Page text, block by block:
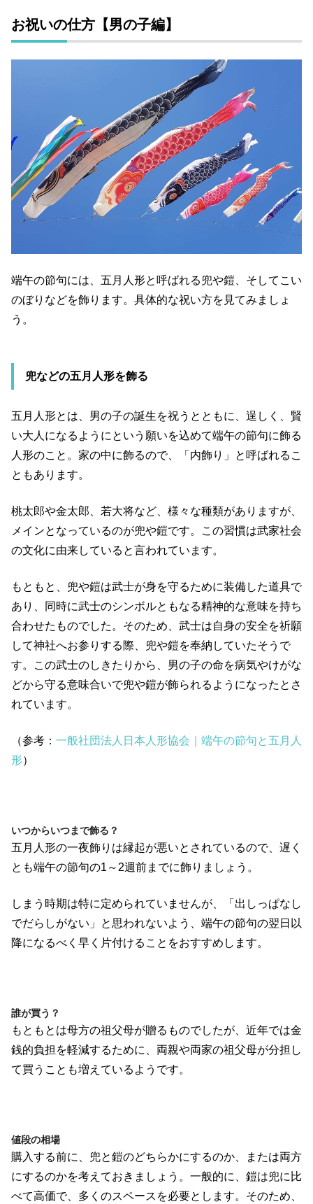
お祝いの仕方【男の子編】
端午の節句には、五月人形と呼ばれる兜や鎧、そしてこい
のぼりなどを飾ります。具体的な祝い方を見てみましょ
う。
兜などの五月人形を飾る
五月人形とは、男の子の誕生を祝うとともに、逞しく、賢
い大人になるようにという願いを込めて端午の節句に飾る
人形のこと。家の中に飾るので、「内飾り」と呼ばれるこ
ともあります。
桃太郎や金太郎、若大将など、様々な種類がありますが、
メインとなっているのが兜や鎧です。この習慣は武家社会
の文化に由来していると言われています。
もともと、兜や鎧は武士が身を守るために装備した道具で
あり、同時に武士のシンボルともなる精神的な意味を持ち
合わせたものでした。そのため、武士は自身の安全を祈願
して神社へお参りする際、兜や鎧を奉納していたそうで
す。この武士のしきたりから、男の子の命を病気やけがな
どから守る意味合いで兜や鎧が飾られるようになったとさ
れています。
（参考： 一般社団法人日本人形協会｜端午の節句と五月人
形）
いつからいつまで飾る？
五月人形の一夜飾りは縁起が悪いとされているので、遅く
とも端午の節句の1～2週前までに飾りましょう。
しまう時期は特に定められていませんが、「出しっぱなし
でだらしがない」と思われないよう、端午の節句の翌日以
降になるべく早く片付けることをおすすめします。
誰が買う？
もともとは母方の祖父母が贈るものでしたが、近年では金
銭的負担を軽減するために、両親や両家の祖父母が分担し
て買うことも増えているようです。
値段の相場
購入する前に、兜と鎧のどちらかにするのか、または両方
にするのかを考えておきましょう。一般的に、鎧は兜に比
べて高価で、多くのスペースを必要とします。そのため、